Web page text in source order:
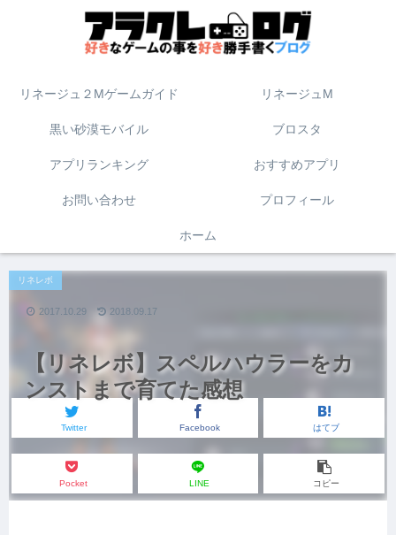
リネージュ２Mゲームガイド リネージュM
黒い砂漠モバイル ブロスタ
アプリランキング おすすめアプリ
お問い合わせ プロフィール
ホーム
【リネレボ】スペルハウラーをカ
ンストまで育てた感想
リネレボ
Twitter Facebook はてブ
Pocket LINE コピー
2018.09.17
2017.10.29